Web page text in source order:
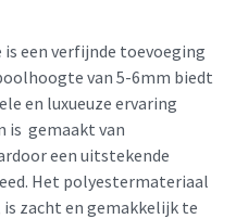
is een verfijnde toevoeging
van 5-6mm biedt
en luxueuze ervaring
is gemaakt van
een uitstekende
Het polyestermateriaal
zacht en gemakkelijk te